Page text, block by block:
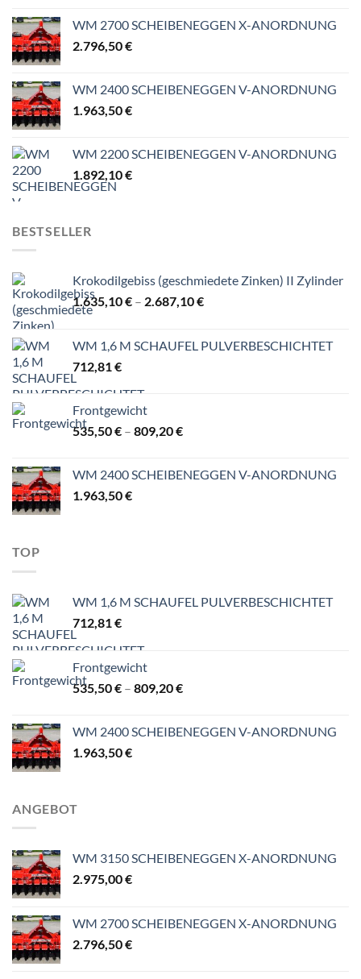
WM 2700 SCHEIBENEGGEN X-ANORDNUNG
2.796,50€
WM 2400 SCHEIBENEGGEN V-ANORDNUNG
1.963,50€
WM 2200 SCHEIBENEGGEN V-ANORDNUNG
1.892,10€
BESTSELLER
Krokodilgebiss (geschmiedete Zinken) II Zylinder
1.635,10€ – 2.687,10€Preisspanne:
2.687,10 €
WM 1,6 M SCHAUFEL PULVERBESCHICHTET
712,81€
Frontgewicht
535,50€ – 809,20€Preisspanne:
809,20 €
WM 2400 SCHEIBENEGGEN V-ANORDNUNG
1.963,50€
TOP
WM 1,6 M SCHAUFEL PULVERBESCHICHTET
712,81€
Frontgewicht
535,50€ – 809,20€Preisspanne:
809,20 €
WM 2400 SCHEIBENEGGEN V-ANORDNUNG
1.963,50€
ANGEBOT
WM 3150 SCHEIBENEGGEN X-ANORDNUNG
2.975,00€
WM 2700 SCHEIBENEGGEN X-ANORDNUNG
2.796,50€